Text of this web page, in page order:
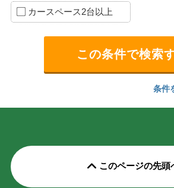
カースペース2台以上
条件
このページの先頭